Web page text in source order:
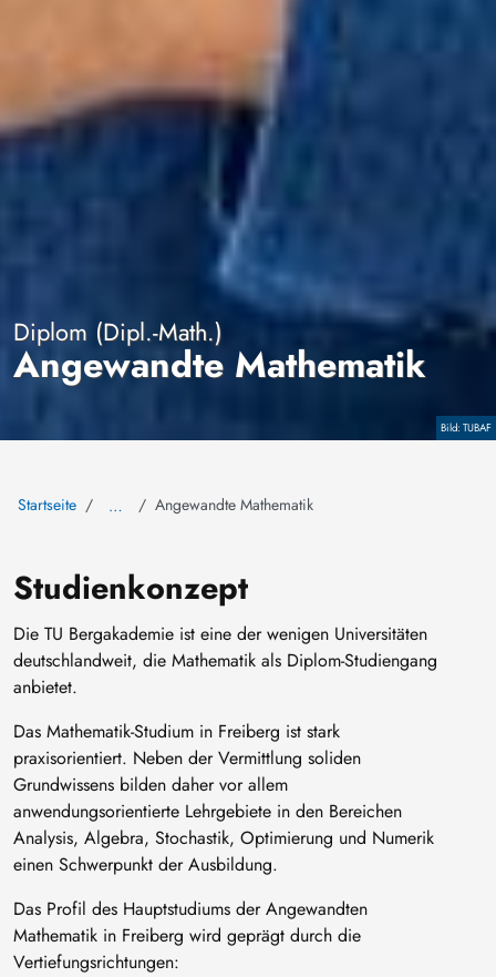
TUBAF
Diplom (Dipl.-Math.)
Angewandte Mathematik
Startseite … Angewandte Mathematik
Studienkonzept
Die TU Bergakademie ist eine der wenigen Universitäten
deutschlandweit, die Mathematik als Diplom-Studiengang
anbietet.
Das Mathematik-Studium in Freiberg ist stark
praxisorientiert. Neben der Vermittlung soliden
Grundwissens bilden daher vor allem
anwendungsorientierte Lehrgebiete in den Bereichen
Analysis, Algebra, Stochastik, Optimierung und Numerik
einen Schwerpunkt der Ausbildung.
Das Profil des Hauptstudiums der Angewandten
Mathematik in Freiberg wird geprägt durch die
Vertiefungsrichtungen: